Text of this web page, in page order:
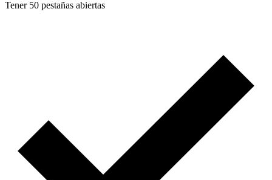
Tener 50 pestañas abiertas